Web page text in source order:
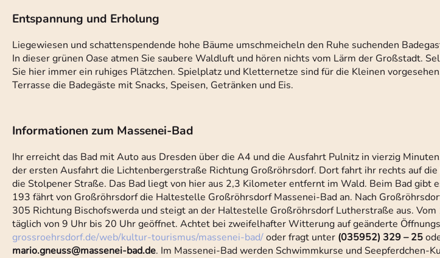
Entspannung und Erholung
Liegewiesen und schattenspendende hohe Bäume umschmeicheln den Ruhe suchenden
In dieser grünen Oase atmen Sie saubere Waldluft und hören nichts vom Lärm der Großstadt.
Sie hier immer ein ruhiges Plätzchen. Spielplatz und Kletternetze sind für die Kleinen
Terrasse die Badegäste mit Snacks, Speisen, Getränken und Eis.
Informationen zum Massenei-Bad
Ihr erreicht das Bad mit Auto aus Dresden über die A4 und die Ausfahrt Pulnitz in vierzig
der ersten Ausfahrt die Lichtenbergerstraße Richtung Großröhrsdorf. Dort fahrt ihr rechts auf
die Stolpener Straße. Das Bad liegt von hier aus 2,3 Kilometer entfernt im Wald. Beim Bad gibt
193 fährt von Großröhrsdorf die Haltestelle Großröhrsdorf Massenei-Bad an. Nach
305 Richtung Bischofswerda und steigt an der Haltestelle Großröhrsdorf Lutherstraße aus. Vom
täglich von 9 Uhr bis 20 Uhr geöffnet. Achtet bei zweifelhafter Witterung auf geänderte
grossroehrsdorf.de/web/kultur-tourismus/massenei-bad/oder fragt unter (035952) 329 – 25
mario.gneuss@massenei-bad.de. Im Massenei-Bad werden Schwimmkurse und Seepferdchen-